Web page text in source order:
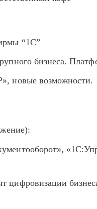
“1С”
бизнеса.
новые возможности.
цифровизации